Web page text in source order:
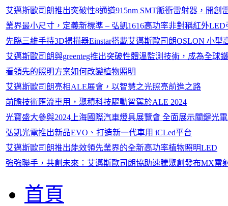
艾邁斯歐司朗推出突破性8通道915nm SMT脈衝雷射器，開創
業界最小尺寸，定義新標準 – 弘凱1616高功率非對稱紅外
先臨三維手持3D掃描器Einstar搭載艾邁斯歐司朗OSLON 小
艾邁斯歐司朗與greenteg推出突破性體溫監測技術，成為全球
看領先的照明方案如何改變植物照明
艾邁斯歐司朗亮相ALE展會，以智慧之光照亮前進之路
前瞻技術匯流車用，聚積科技驅動智駕於ALE 2024
光寶盛大參與2024上海國際汽車燈具展覽會 全面展示關鍵光
弘凱光電推出新品EVO、打造新一代車用 iCLed平台
艾邁斯歐司朗推出能效領先業界的全新高功率植物照明LED
強強聯手，共創未來：艾邁斯歐司朗協助速騰聚創發布MX雷
首頁